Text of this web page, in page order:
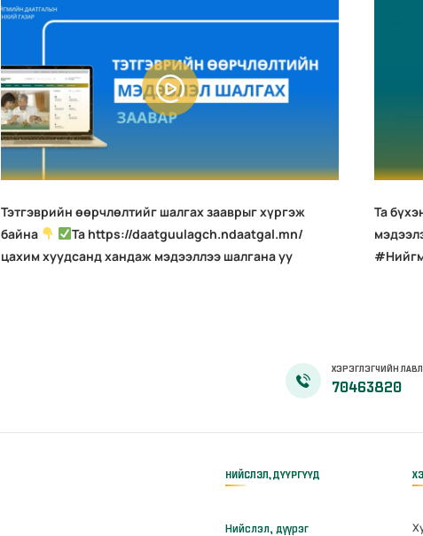
Тэтгэврийн өөрчлөлтийг шалгах зааврыг хүргэж
байна
Та https://daatguulagch.ndaatgal.mn/
цахим хуудсанд хандаж мэдээллээ шалгана уу
Та
ХЭРЭГЛЭГЧИЙН
70463820
НИЙСЛЭЛ, ДҮҮРГҮҮД
Нийслэл, дүүрэг